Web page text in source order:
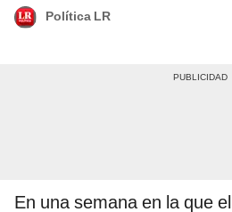
Política LR
En una semana en la que el